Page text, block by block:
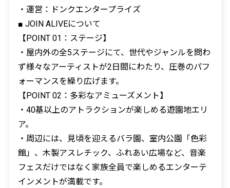
・運営：ドンクエンタープライズ
■ JOIN ALIVEについて
【POINT 01：ステージ】
・屋内外の全5ステージにて、世代やジャンルを問わ
ず様々なアーティストが2日間にわたり、圧巻のパフ
ォーマンスを繰り広げます。
【POINT 02：多彩なアミューズメント】
・40基以上のアトラクションが楽しめる遊園地エリ
ア。
・周辺には、見頃を迎えるバラ園、室内公園「色彩
館」、木製アスレチック、ふれあい広場など、音楽
フェスだけではなく家族全員で楽しめるエンターテ
インメントが満載です。